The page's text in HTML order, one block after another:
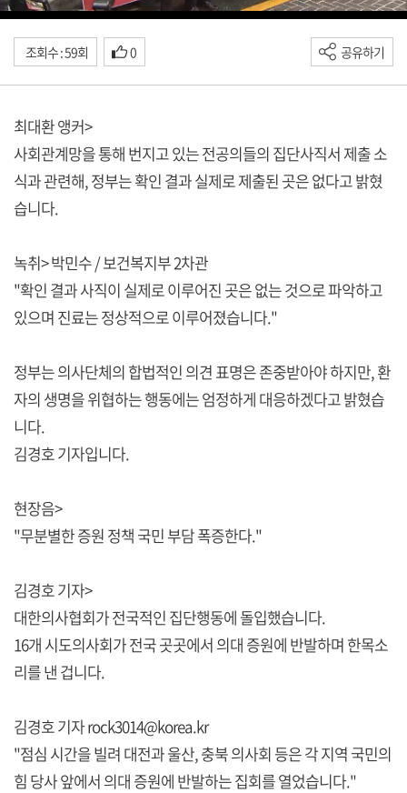
조회수 : 59회 0 공유하기
최대환 앵커>
사회관계망을 통해 번지고 있는 전공의들의 집단사직서 제출 소
식과 관련해, 정부는 확인 결과 실제로 제출된 곳은 없다고 밝혔
습니다.
녹취> 박민수 / 보건복지부 2차관
"확인 결과 사직이 실제로 이루어진 곳은 없는 것으로 파악하고
있으며 진료는 정상적으로 이루어졌습니다."
정부는 의사단체의 합법적인 의견 표명은 존중받아야 하지만, 환
자의 생명을 위협하는 행동에는 엄정하게 대응하겠다고 밝혔습
니다.
김경호 기자입니다.
현장음>
"무분별한 증원 정책 국민 부담 폭증한다."
김경호 기자>
대한의사협회가 전국적인 집단행동에 돌입했습니다.
16개 시도의사회가 전국 곳곳에서 의대 증원에 반발하며 한목소
리를 낸 겁니다.
김경호 기자 rock3014@korea.kr
"점심 시간을 빌려 대전과 울산, 충북 의사회 등은 각 지역 국민의
힘 당사 앞에서 의대 증원에 반발하는 집회를 열었습니다."